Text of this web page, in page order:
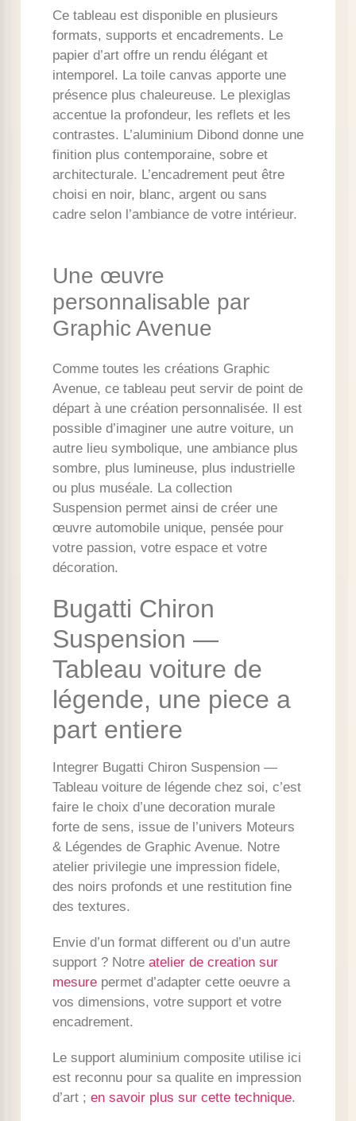
Ce tableau est disponible en plusieurs
formats, supports et encadrements. Le
papier d’art offre un rendu élégant et
intemporel. La toile canvas apporte une
présence plus chaleureuse. Le plexiglas
accentue la profondeur, les reflets et les
contrastes. L’aluminium Dibond donne une
finition plus contemporaine, sobre et
architecturale. L’encadrement peut être
choisi en noir, blanc, argent ou sans
cadre selon l’ambiance de votre intérieur.
Une œuvre
personnalisable par
Graphic Avenue
Comme toutes les créations Graphic
Avenue, ce tableau peut servir de point de
départ à une création personnalisée. Il est
possible d’imaginer une autre voiture, un
autre lieu symbolique, une ambiance plus
sombre, plus lumineuse, plus industrielle
ou plus muséale. La collection
Suspension permet ainsi de créer une
œuvre automobile unique, pensée pour
votre passion, votre espace et votre
décoration.
Bugatti Chiron
Suspension —
Tableau voiture de
légende, une piece a
part entiere
Integrer Bugatti Chiron Suspension —
Tableau voiture de légende chez soi, c’est
faire le choix d’une decoration murale
forte de sens, issue de l’univers Moteurs
& Légendes de Graphic Avenue. Notre
atelier privilegie une impression fidele,
des noirs profonds et une restitution fine
des textures.
Envie d’un format different ou d’un autre
support ? Notre atelier de creation sur
mesure permet d’adapter cette oeuvre a
vos dimensions, votre support et votre
encadrement.
Le support aluminium composite utilise ici
est reconnu pour sa qualite en impression
d’art ; en savoir plus sur cette technique.